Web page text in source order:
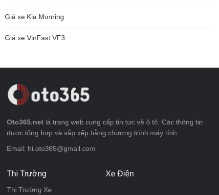
Giá xe Kia Morning
Giá xe VinFast VF3
Oto365.net là trang web cung cấp tin tức về ô tô. Các thông tin
được tổng hợp và sắp xếp bằng chương trình máy tính
Email: hi.oto365@gmail.com
Thị Trường
Thị Trường Xe
Xe Điện